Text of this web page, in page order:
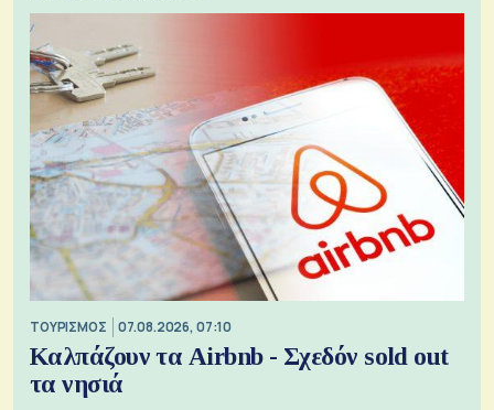
ΤΟΥΡΙΣΜΟΣ 07.08.2026, 07:10
Καλπάζουν τα Airbnb - Σχεδόν sold out
τα νησιά